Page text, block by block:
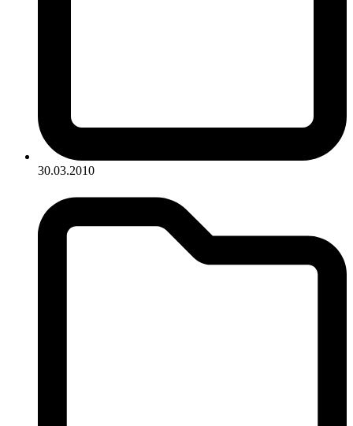
30.03.2010